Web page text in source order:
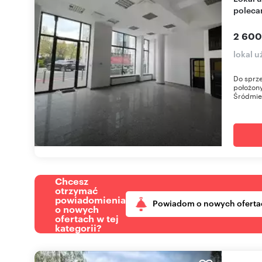
2
lokal
Do
Chcesz
otrzymać
powiadomienia
o nowych
ofertach w tej
kategorii?
Powiadom o nowych